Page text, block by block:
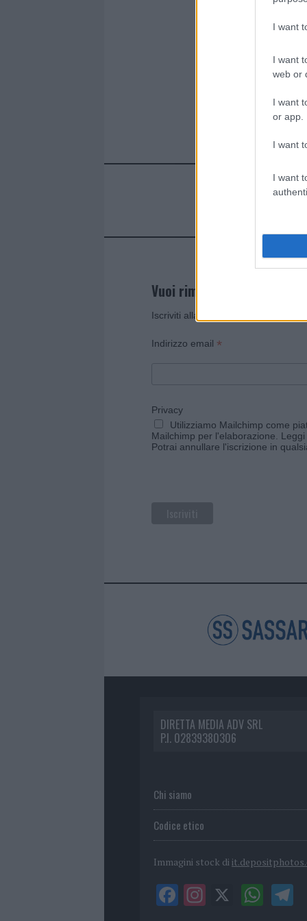
I want
I want
web or
I want
or app.
I want
I want
Vuoi rimanere sempre
Iscriviti alla newsletter di Gallura
Indirizzo email *
Privacy
Utilizziamo Mailchimp come
Mailchimp per l'elaborazione.
Potrai annullare l'iscrizione in
DIRETTA MEDIA ADV SRL
P.I. 02839380306
Chi siamo
Codice etico
Immagini stock di